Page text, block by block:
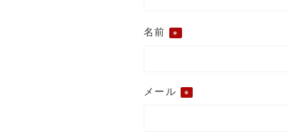
名前 ※
メール ※